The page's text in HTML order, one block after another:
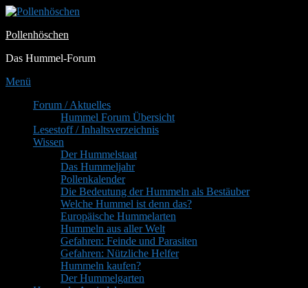
Zum
springen
Pollenhöschen
Das Hummel-Forum
Menü
PrimäresForum / Aktuelles
Hummel Forum Übersicht
Lesestoff / Inhaltsverzeichnis
Wissen
Der Hummelstaat
Das Hummeljahr
Pollenkalender
Die Bedeutung der Hummeln als Bestäuber
Welche Hummel ist denn das?
Europäische Hummelarten
Hummeln aus aller Welt
Gefahren: Feinde und Parasiten
Gefahren: Nützliche Helfer
Hummeln kaufen?
Der Hummelgarten